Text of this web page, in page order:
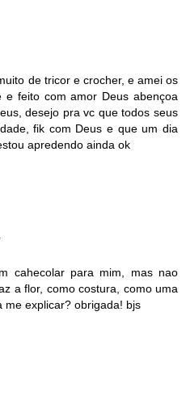
de tricor e crocher, e amei os
e feito com amor Deus abençoa
desejo pra vc que todos seus
fik com Deus e que um dia
apredendo ainda ok
cahecolar para mim, mas nao
a flor, como costura, como uma
me explicar? obrigada! bjs